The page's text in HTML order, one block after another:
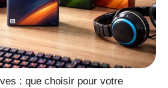
: que choisir pour votre